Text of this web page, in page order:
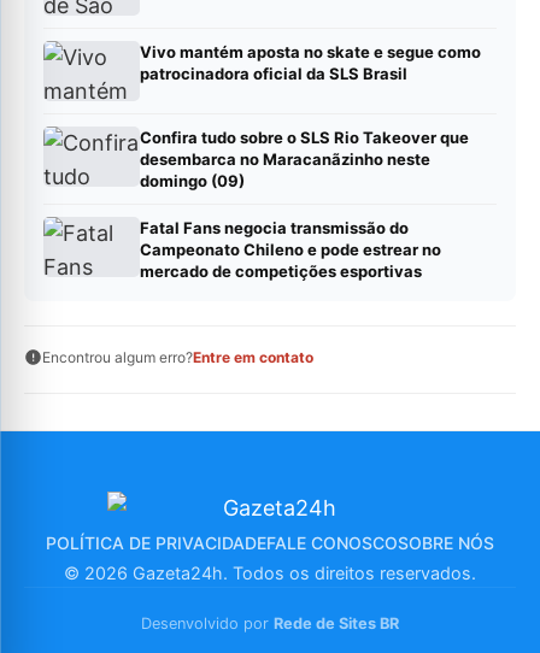
Vivo mantém aposta no skate e segue como
patrocinadora oficial da SLS Brasil
Confira tudo sobre o SLS Rio Takeover que
desembarca no Maracanãzinho neste
domingo (09)
Fatal Fans negocia transmissão do
Campeonato Chileno e pode estrear no
mercado de competições esportivas
Encontrou algum erro?Entre em contato
POLÍTICA DE PRIVACIDADEFALE CONOSCOSOBRE NÓS
© 2026 Gazeta24h. Todos os direitos reservados.
Desenvolvido por Rede de Sites BR